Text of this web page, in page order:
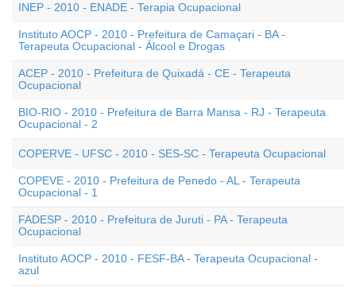
INEP - 2010 - ENADE - Terapia Ocupacional
Instituto AOCP - 2010 - Prefeitura de Camaçari - BA -
Terapeuta Ocupacional - Álcool e Drogas
ACEP - 2010 - Prefeitura de Quixadá - CE - Terapeuta
Ocupacional
BIO-RIO - 2010 - Prefeitura de Barra Mansa - RJ - Terapeuta
Ocupacional - 2
COPERVE - UFSC - 2010 - SES-SC - Terapeuta Ocupacional
COPEVE - 2010 - Prefeitura de Penedo - AL - Terapeuta
Ocupacional - 1
FADESP - 2010 - Prefeitura de Juruti - PA - Terapeuta
Ocupacional
Instituto AOCP - 2010 - FESF-BA - Terapeuta Ocupacional -
azul